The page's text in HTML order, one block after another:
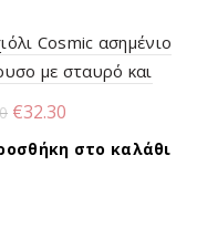
Cosmic ασημένιο
με σταυρό και
Original
price
was:
€32.30
τρέχουσα
τιμή
στο καλάθι